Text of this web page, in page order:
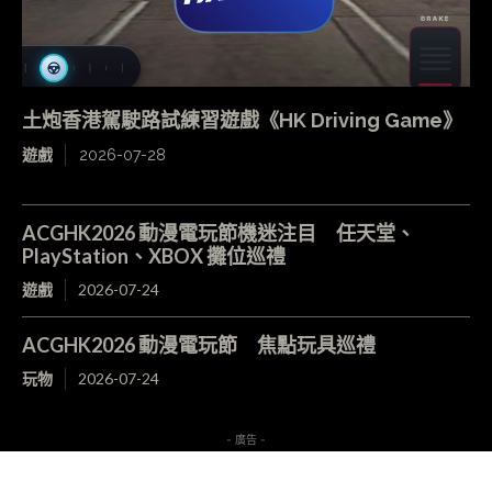
土炮香港駕駛路試練習遊戲《HK Driving Game》
遊戲 2026-07-28
ACGHK2026 動漫電玩節機迷注目 任天堂、
PlayStation、XBOX 攤位巡禮
遊戲 2026-07-24
ACGHK2026 動漫電玩節 焦點玩具巡禮
玩物 2026-07-24
- 廣告 -